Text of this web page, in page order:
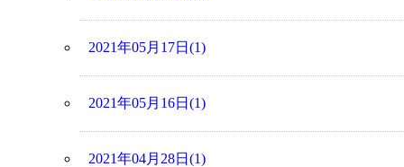
2021年05月17日(1)
2021年05月16日(1)
2021年04月28日(1)